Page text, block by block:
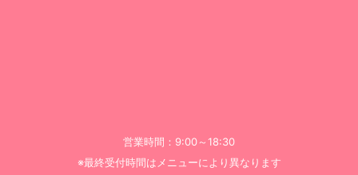
営業時間：9:00～18:30
※最終受付時間はメニューにより異なります